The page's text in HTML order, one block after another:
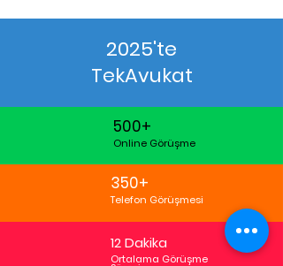
2025'te
TekAvukat
500+
Online Görüşme
350+
Telefon Görüşmesi
12 Dakika
Ortalama Görüşme